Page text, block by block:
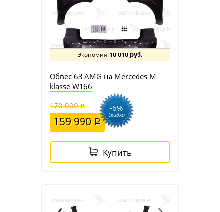
10 010 руб.
Обвес 63 AMG на Mercedes M-
klasse W166
170 000
159 990
-6%
Скидка
Купить